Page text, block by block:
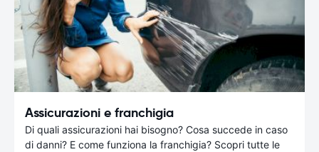
Assicurazioni e franchigia
Di quali assicurazioni hai bisogno? Cosa succede in caso
di danni? E come funziona la franchigia? Scopri tutte le